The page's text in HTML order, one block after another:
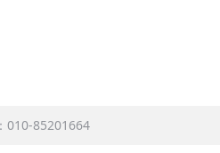
010-85201664